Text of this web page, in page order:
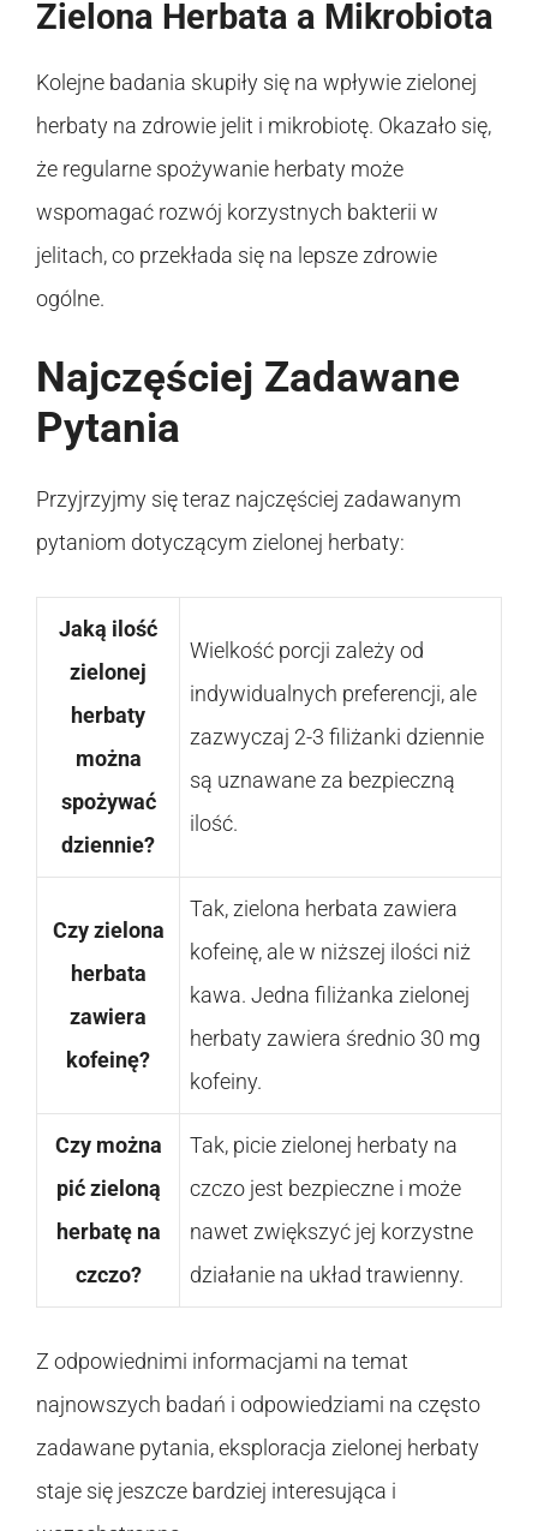
Zielona Herbata a Mikrobiota
Kolejne badania skupiły się na wpływie zielonej
herbaty na zdrowie jelit i mikrobiotę. Okazało się,
że regularne spożywanie herbaty może
wspomagać rozwój korzystnych bakterii w
jelitach, co przekłada się na lepsze zdrowie
ogólne.
Najczęściej Zadawane
Pytania
Przyjrzyjmy się teraz najczęściej zadawanym
pytaniom dotyczącym zielonej herbaty:
Jaką ilość
zielonej
herbaty
można
spożywać
dziennie?
Wielkość porcji zależy od
indywidualnych preferencji, ale
zazwyczaj 2-3 filiżanki dziennie
są uznawane za bezpieczną
ilość.
Czy zielona
herbata
zawiera
kofeinę?
Tak, zielona herbata zawiera
kofeinę, ale w niższej ilości niż
kawa. Jedna filiżanka zielonej
herbaty zawiera średnio 30 mg
kofeiny.
Czy można
pić zieloną
herbatę na
czczo?
Tak, picie zielonej herbaty na
czczo jest bezpieczne i może
nawet zwiększyć jej korzystne
działanie na układ trawienny.
Z odpowiednimi informacjami na temat
najnowszych badań i odpowiedziami na często
zadawane pytania, eksploracja zielonej herbaty
staje się jeszcze bardziej interesująca i